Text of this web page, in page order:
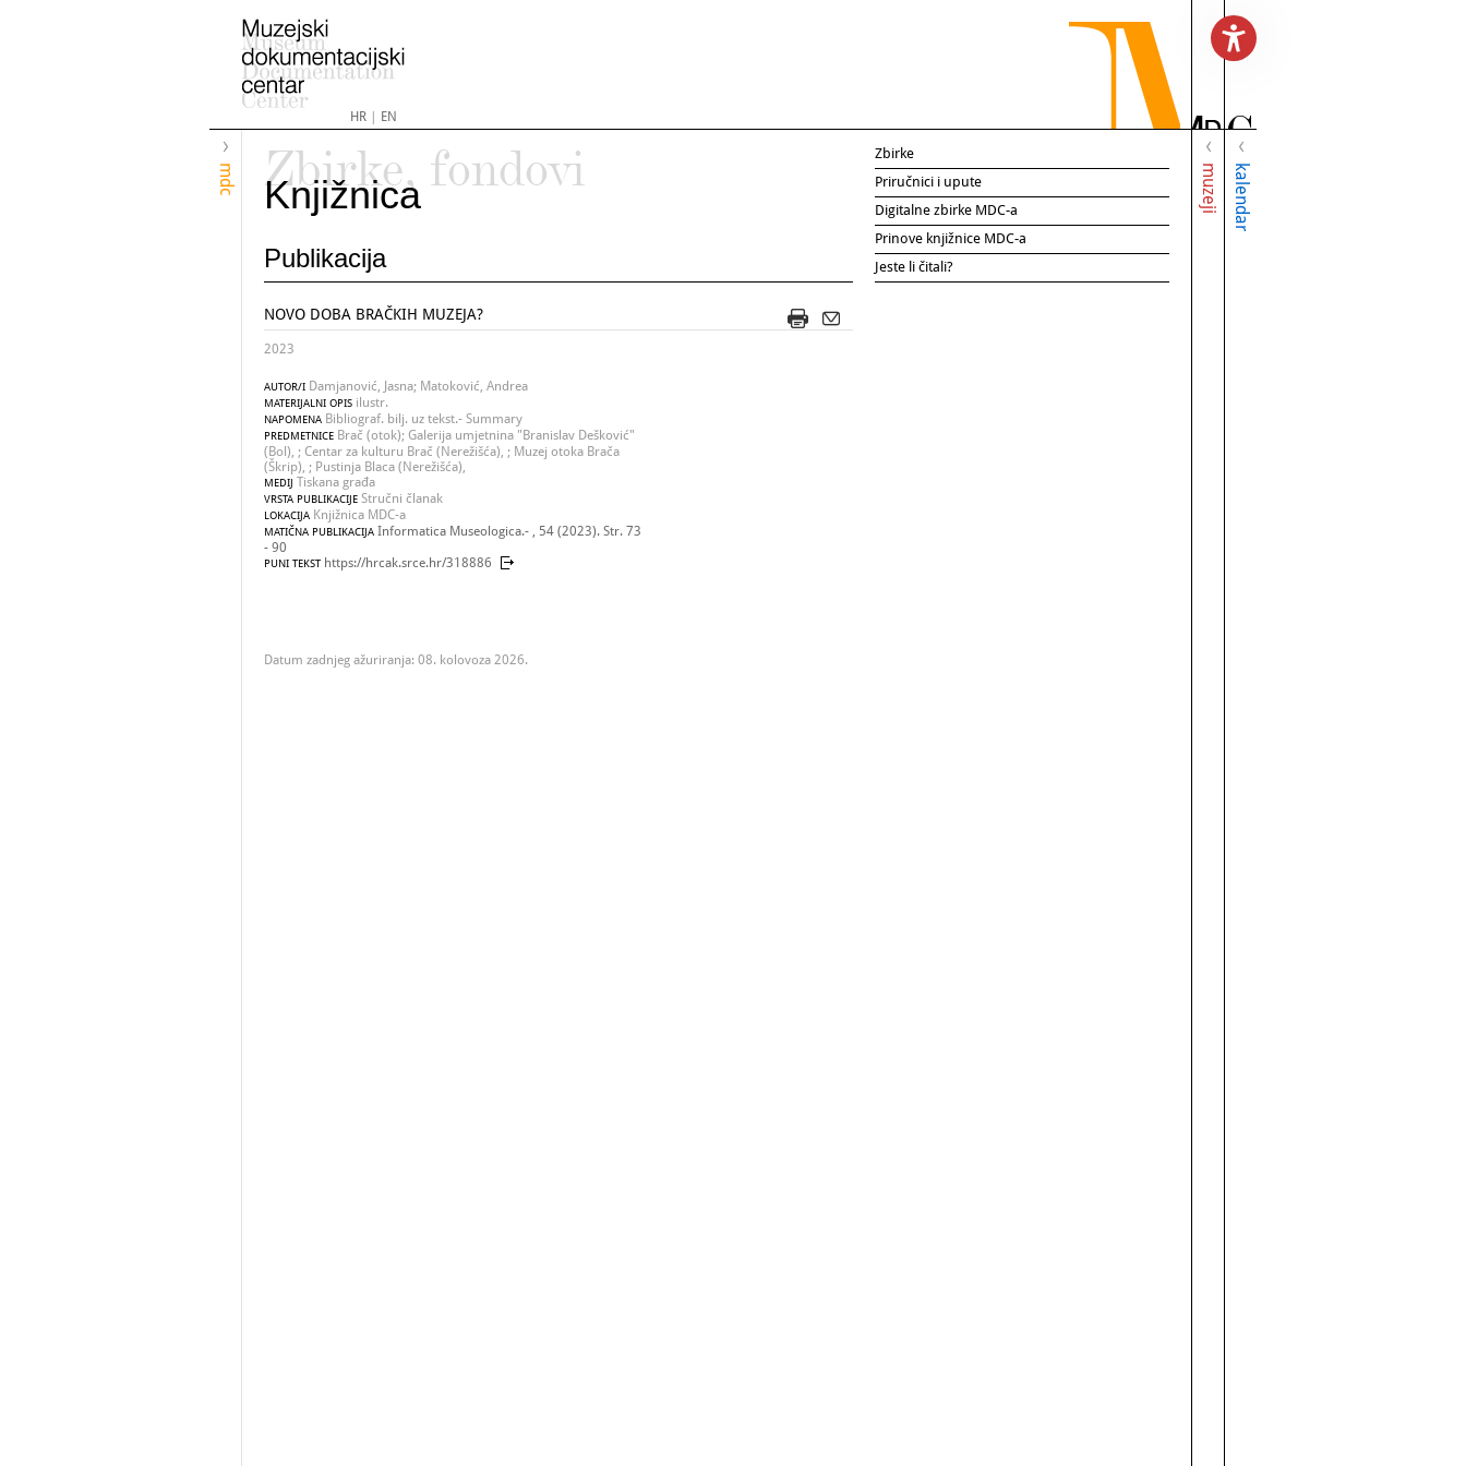
HR| EN
mdc muzeji kalendar
Zbirke, fondovi
Knjižnica
Publikacija
NOVO DOBA BRAČKIH MUZEJA?
2023
AUTOR/I Damjanović, Jasna; Matoković, Andrea
MATERIJALNI OPIS ilustr.
NAPOMENA Bibliograf. bilj. uz tekst.- Summary
PREDMETNICE Brač (otok); Galerija umjetnina "Branislav Dešković"
(Bol), ; Centar za kulturu Brač (Nerežišća), ; Muzej otoka Brača
(Škrip), ; Pustinja Blaca (Nerežišća),
MEDIJ Tiskana građa
VRSTA PUBLIKACIJE Stručni članak
LOKACIJA Knjižnica MDC-a
MATIČNA PUBLIKACIJA Informatica Museologica.- , 54 (2023). Str. 73
- 90
PUNI TEKST https://hrcak.srce.hr/318886
Datum zadnjeg ažuriranja: 08. kolovoza 2026.
Zbirke
Priručnici i upute
Digitalne zbirke MDC-a
Prinove knjižnice MDC-a
Jeste li čitali?